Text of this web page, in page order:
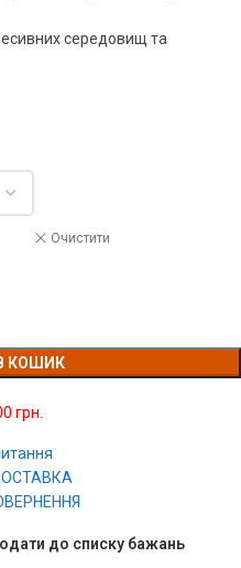
середовищ та
Очистити
КОШИК
грн.
до списку бажань